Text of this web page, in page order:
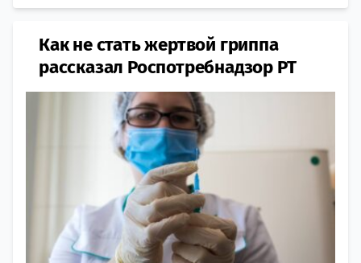
Как не стать жертвой гриппа
рассказал Роспотребнадзор РТ